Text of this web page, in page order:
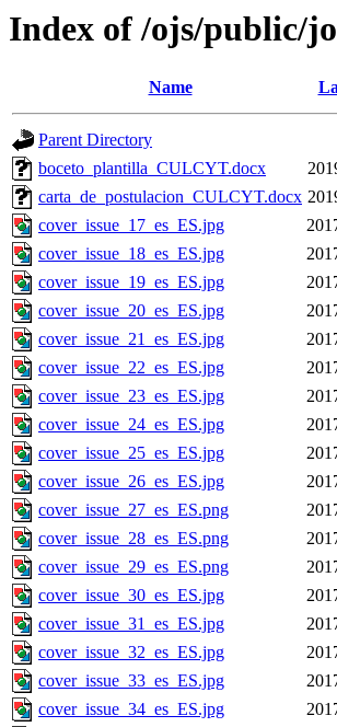
Index of /ojs/public/
Name
Parent Directory
boceto_plantilla_CULCYT.docx
carta_de_postulacion_CULCYT.docx
cover_issue_17_es_ES.jpg
cover_issue_18_es_ES.jpg
cover_issue_19_es_ES.jpg
cover_issue_20_es_ES.jpg
cover_issue_21_es_ES.jpg
cover_issue_22_es_ES.jpg
cover_issue_23_es_ES.jpg
cover_issue_24_es_ES.jpg
cover_issue_25_es_ES.jpg
cover_issue_26_es_ES.jpg
cover_issue_27_es_ES.png
cover_issue_28_es_ES.png
cover_issue_29_es_ES.png
cover_issue_30_es_ES.jpg
cover_issue_31_es_ES.jpg
cover_issue_32_es_ES.jpg
cover_issue_33_es_ES.jpg
cover_issue_34_es_ES.jpg